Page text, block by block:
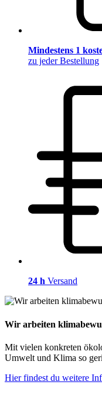
Mindestens 1
zu jeder Bestellung
24 h Versand
Wir arbeiten
Mit vielen konkreten
Umwelt und Klima so
Hier findest du weitere